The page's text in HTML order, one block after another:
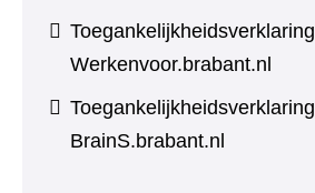
Toegankelijkheidsverklaring
Werkenvoor.brabant.nl
Toegankelijkheidsverklaring
BrainS.brabant.nl